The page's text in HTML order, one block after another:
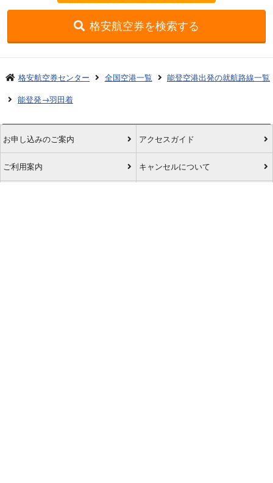
格安航空券を検索する
格安航空券センター 全国空港一覧
能登空港出発の就航路線一覧
能登発→羽田着
お申し込みのご案内 アクセスガイド
ご利用案内 キャンセルについて